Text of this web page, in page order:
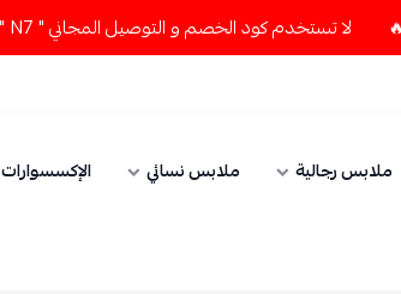
لا تستخدم كود الخصم و التوصيل المجاني " N7 " إلا إذا طلبت قطعتين أو أكثر 👀🔥
ملابس رجالية ملابس نسائي
الإكسسوارات